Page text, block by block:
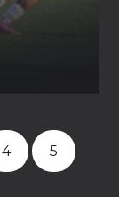
4 5